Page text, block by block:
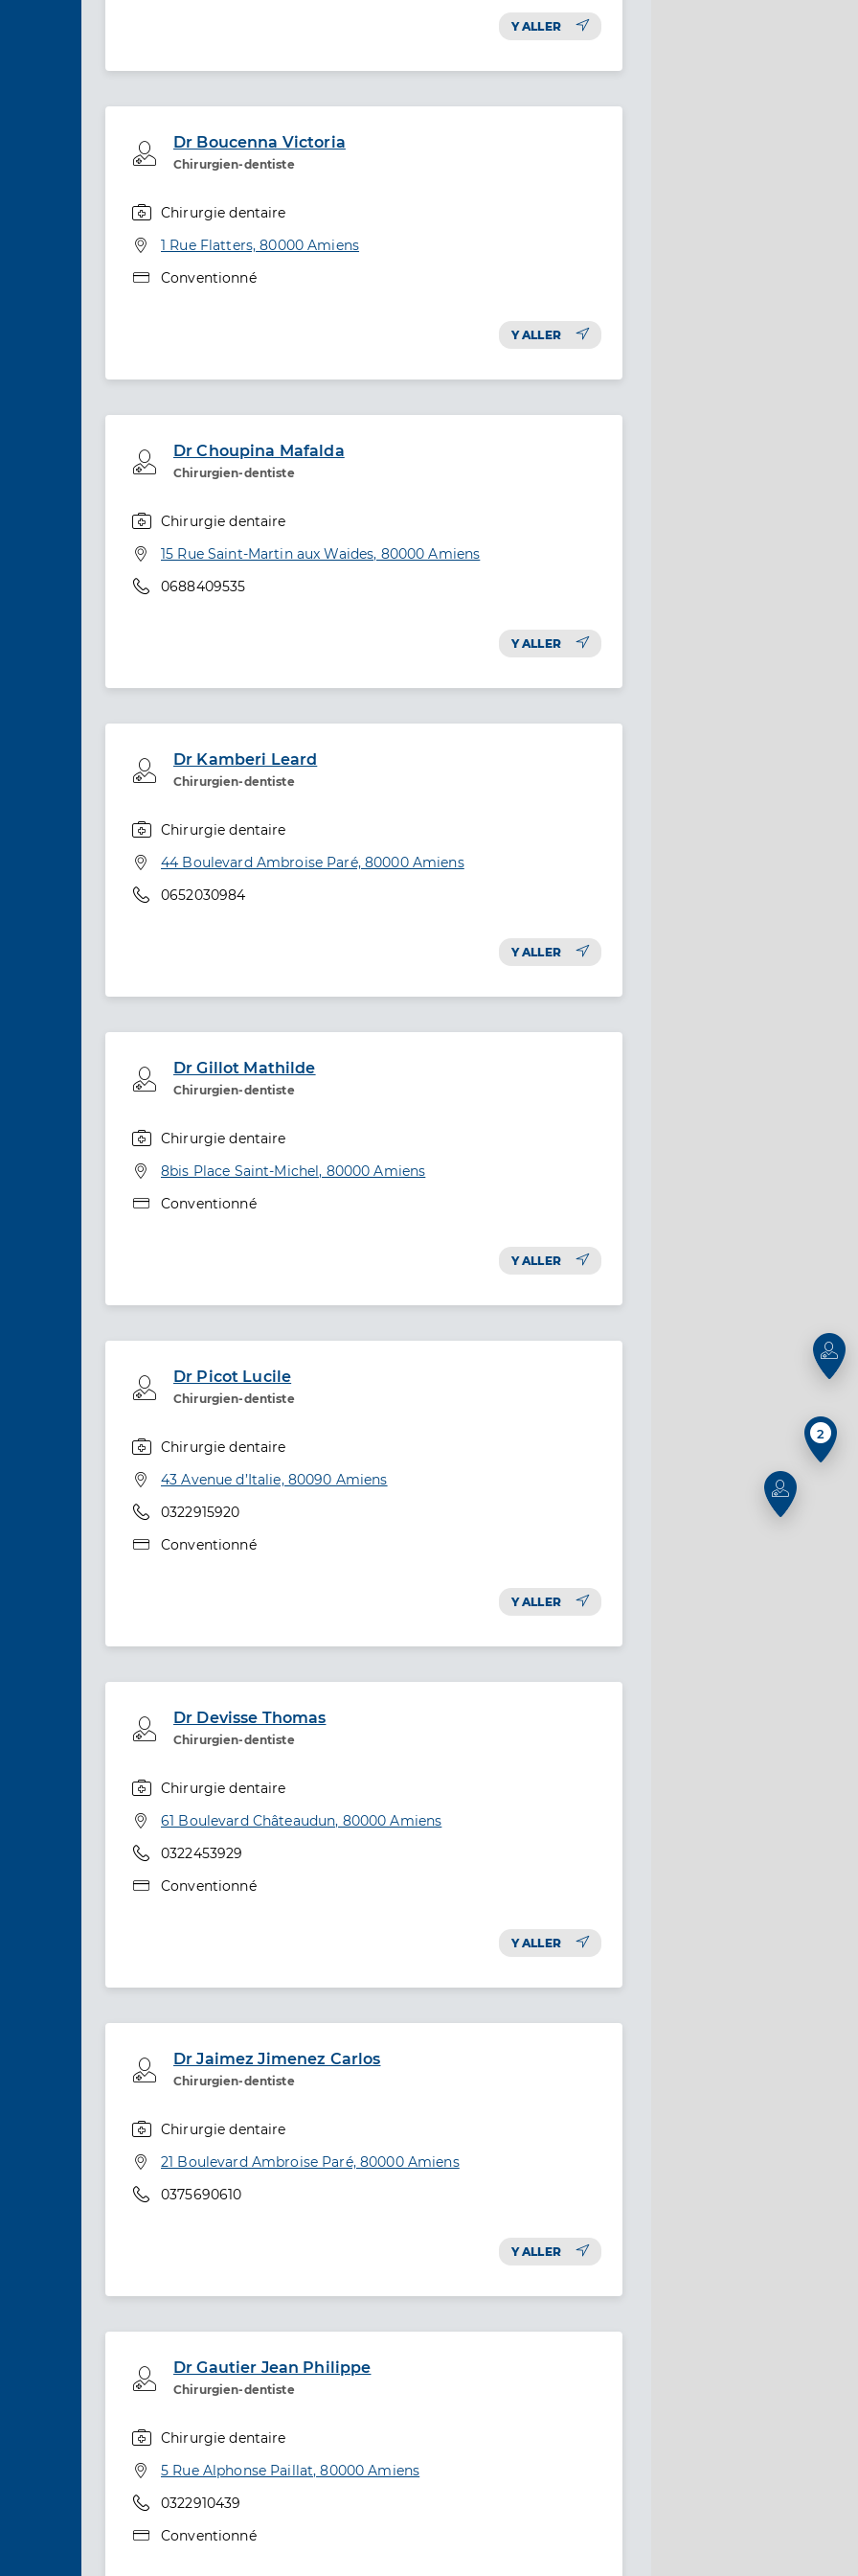
Y ALLER
Dr Boucenna Victoria
Chirurgien-dentiste
Professionel de santé
Chirurgie dentaire
Adresse
1 Rue Flatters, 80000 Amiens
Type de convention
Conventionné
Y ALLER
Dr Choupina Mafalda
Chirurgien-dentiste
Professionel de santé
Chirurgie dentaire
Adresse
15 Rue Saint-Martin aux Waides, 80000 Amiens
Téléphone
0688409535
Y ALLER
Dr Kamberi Leard
Chirurgien-dentiste
Professionel de santé
Chirurgie dentaire
Adresse
44 Boulevard Ambroise Paré, 80000 Amiens
Téléphone
0652030984
Y ALLER
Dr Gillot Mathilde
Chirurgien-dentiste
Professionel de santé
Chirurgie dentaire
Adresse
8bis Place Saint-Michel, 80000 Amiens
Type de convention
Conventionné
Y ALLER
Dr Picot Lucile
Chirurgien-dentiste
Professionel de santé
Chirurgie dentaire
Adresse
43 Avenue d’Italie, 80090 Amiens
Téléphone
0322915920
Type de convention
Conventionné
Y ALLER
Dr Devisse Thomas
Chirurgien-dentiste
Professionel de santé
Chirurgie dentaire
Adresse
61 Boulevard Châteaudun, 80000 Amiens
Téléphone
0322453929
Type de convention
Conventionné
Y ALLER
Dr Jaimez Jimenez Carlos
Chirurgien-dentiste
Professionel de santé
Chirurgie dentaire
Adresse
21 Boulevard Ambroise Paré, 80000 Amiens
Téléphone
0375690610
Y ALLER
Dr Gautier Jean Philippe
Chirurgien-dentiste
Professionel de santé
Chirurgie dentaire
Adresse
5 Rue Alphonse Paillat, 80000 Amiens
Téléphone
0322910439
Type de convention
Conventionné
2